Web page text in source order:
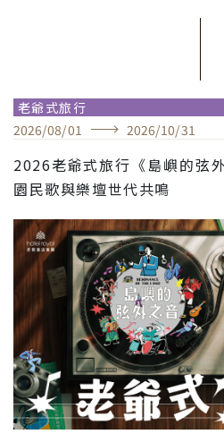
老爺式旅行
2026/08/01 2026/10/31
2026老爺式旅行《島嶼的弦
園民歌與樂壇世代共鳴